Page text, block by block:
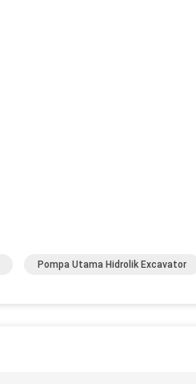
Pompa Utama Hidrolik Excavator